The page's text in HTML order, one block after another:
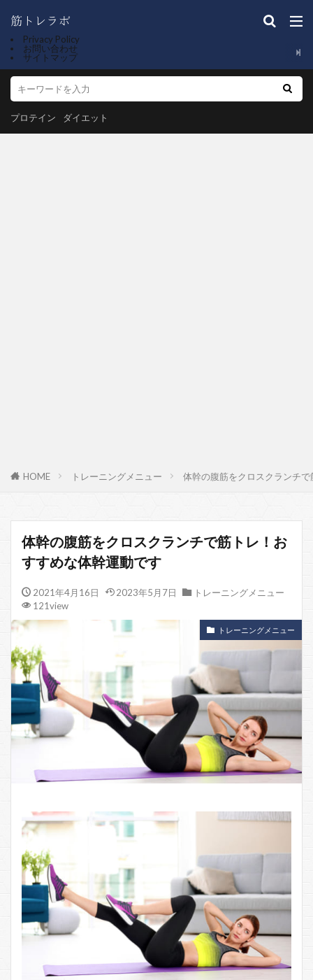
Privacy Policy
お問い合わせ
サイトマップ
プロテイン ダイエット
HOME トレーニングメニュー 体幹の腹筋をクロスクランチ
体幹の腹筋をクロスクランチで筋トレ！お
すすめな体幹運動です
2021年4月16日 2023年5月7日
トレーニングメニュー
121view
トレーニングメニュー